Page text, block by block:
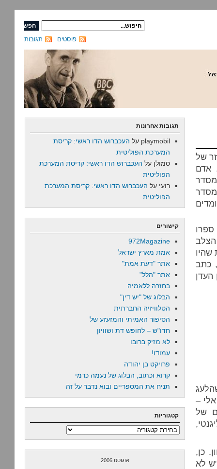
תגובות פוסטים
של
אדם
ספרו
שהיו
כתב
–
של
כן,
לא
תגובות אחרונות
playmobil על העכברוש הדו ראשי: קריסת
המערכת הפוליטית
סמולן על העכברוש הדו ראשי: קריסת המערכת
הפוליטית
רועי על העכברוש הדו ראשי: קריסת המערכת
הפוליטית
קישורים
972Magazine
אמת מארץ ישראל
אתר "דעת אמת"
אתר "הלל"
בחזרה ללאמיה
הבלוג של "יש דין"
הטלוויזיה החברתית
הסיפור האמיתי והמזעזע של
חדו"ש – לחופש דת ושוויון
לא מזיק ברובו
עמודו!
פרויקט בן יהודה
קרוא וכתוב, הבלוג של נעמה כרמי
תניח את המספריים ובוא נדבר על זה
קטגוריות
קטגוריות
אוגוסט 2006